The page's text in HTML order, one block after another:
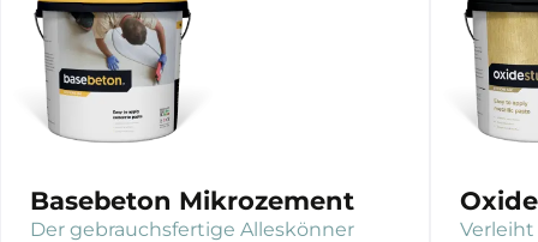
Basebeton Mikrozement
Der gebrauchsfertige Alleskönner